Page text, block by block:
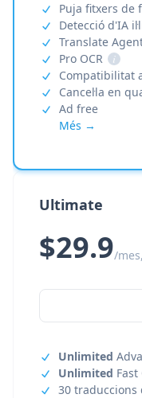
Puja fitxers de
Detecció d'IA
Translate
Pro OCR
i
Compatibilitat
Cancel·la en
Ad free
Més →
Ultimate
$29.9/
Unlimited
Unlimited
30